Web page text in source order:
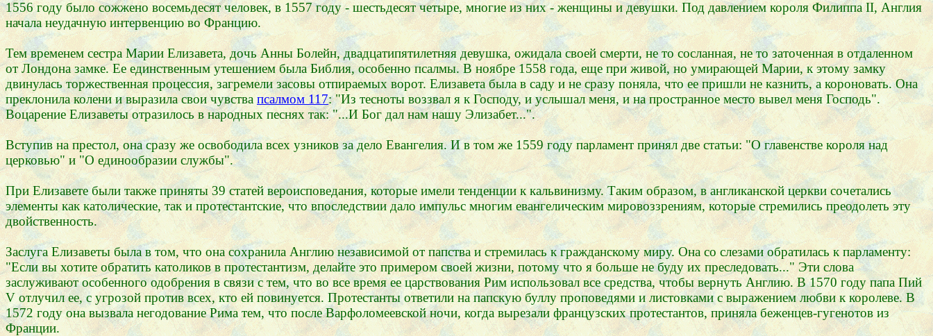
1556 году было сожжено восемьдесят человек, в 1557 году - шестьдесят четыре, многие из них - женщины и девушки. Под давлением короля Филиппа II, Англия
начала неудачную интервенцию во Францию.
Тем временем сестра Марии Елизавета, дочь Анны Болейн, двадцатипятилетняя девушка, ожидала своей смерти, не то сосланная, не то заточенная в отдаленном
от Лондона замке. Ее единственным утешением была Библия, особенно псалмы. В ноябре 1558 года, еще при живой, но умирающей Марии, к этому замку
двинулась торжественная процессия, загремели засовы отпираемых ворот. Елизавета была в саду и не сразу поняла, что ее пришли не казнить, а короновать. Она
преклонила колени и выразила свои чувствапсалмом 117: "Из тесноты воззвал я к Господу, и услышал меня, и на пространное место вывел меня Господь".
Воцарение Елизаветы отразилось в народных песнях так: "...И Бог дал нам нашу Элизабет...".
Вступив на престол, она сразу же освободила всех узников за дело Евангелия. И в том же 1559 году парламент принял две статьи: "О главенстве короля над
церковью" и "О единообразии службы".
При Елизавете были также приняты 39 статей вероисповедания, которые имели тенденции к кальвинизму. Таким образом, в англиканской церкви сочетались
элементы как католические, так и протестантские, что впоследствии дало импульс многим евангелическим мировоззрениям, которые стремились преодолеть эту
двойственность.
Заслуга Елизаветы была в том, что она сохранила Англию независимой от папства и стремилась к гражданскому миру. Она со слезами обратилась к парламенту:
"Если вы хотите обратить католиков в протестантизм, делайте это примером своей жизни, потому что я больше не буду их преследовать..." Эти слова
заслуживают особенного одобрения в связи с тем, что во все время ее царствования Рим использовал все средства, чтобы вернуть Англию. В 1570 году папа Пий
V отлучил ее, с угрозой против всех, кто ей повинуется. Протестанты ответили на папскую буллу проповедями и листовками с выражением любви к королеве. В
1572 году она вызвала негодование Рима тем, что после Варфоломеевской ночи, когда вырезали французских протестантов, приняла беженцев-гугенотов из
Франции.